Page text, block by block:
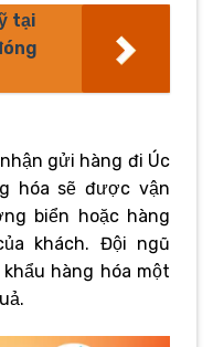
tại
gửi hàng đi Úc
hóa sẽ được vận
biển hoặc hàng
khách. Đội ngũ
hàng hóa một